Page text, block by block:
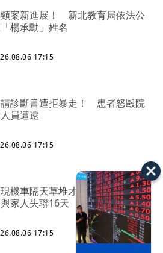
案新進展！ 新北教育局依法公
楊承勳」姓名
17:15
診斷書遭拒暴走！ 患者怒毆院
員遭逮
17:15
機車隔天草堆才找到遺體 死者
家人失聯16天
17:15